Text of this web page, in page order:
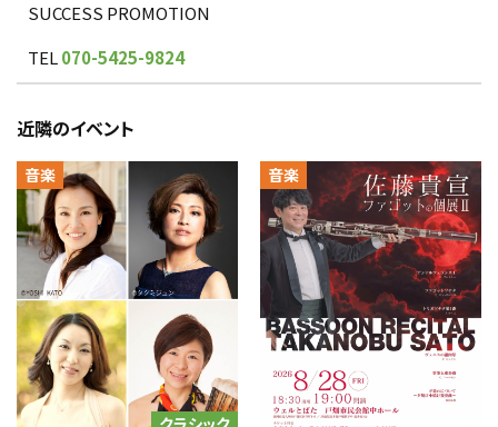
SUCCESS PROMOTION
TEL070-5425-9824
近隣のイベント
音楽 音楽